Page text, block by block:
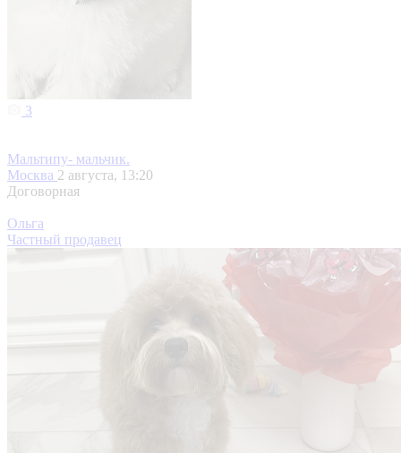
3
Мальтипу- мальчик.
Москва 2 августа, 13:20
Договорная
Ольга
Частный продавец